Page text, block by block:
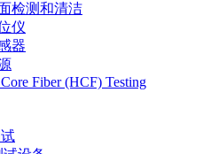
检测和清洁
仪
器
Fiber (HCF) Testing